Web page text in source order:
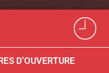
D’OUVERTURE